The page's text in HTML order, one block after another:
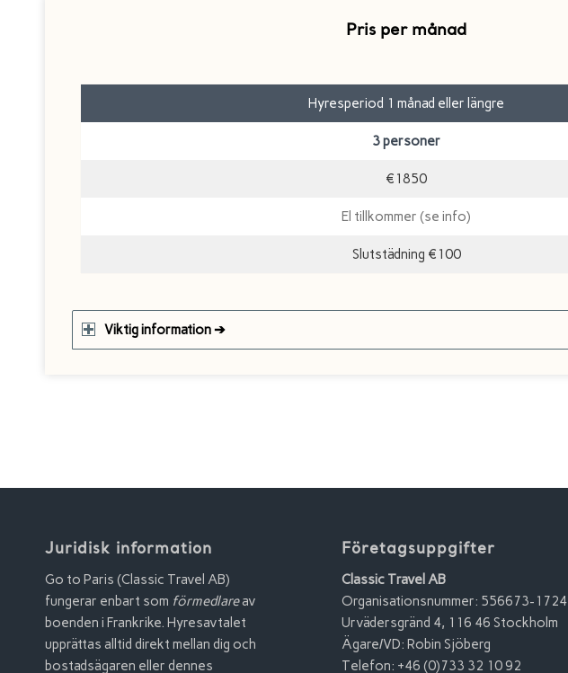
Pris per månad
Hyresperiod 1 månad eller längre
3 personer
€1850
El tillkommer (se info)
Slutstädning €100
Viktig information ➔
Juridisk information
Go to Paris (Classic Travel AB)
fungerar enbart som förmedlareav
boenden i Frankrike. Hyresavtalet
upprättas alltid direkt mellan dig och
bostadsägaren eller dennes
Företagsuppgifter
Classic Travel AB
Organisationsnummer: 556673-1724
Urvädersgränd 4, 116 46 Stockholm
Ägare/VD: Robin Sjöberg
Telefon: +46 (0)733 32 10 92